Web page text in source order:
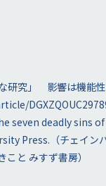
な研究」 影響は機
seven deadly
Press.（チェイン
と みすず書房）